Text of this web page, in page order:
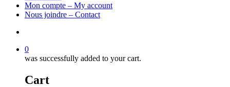
Mon compte – My account
Nous joindre – Contact
0
was successfully added to your cart.
Cart